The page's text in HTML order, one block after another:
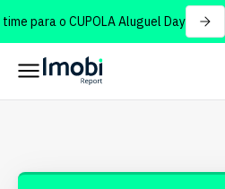
para o CUPOLA Aluguel Day